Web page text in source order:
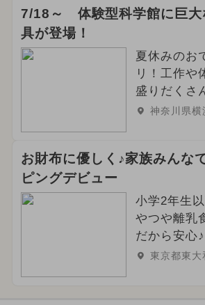
7/18～ 体験型科学館に巨大
具が登場！
夏休みのお
リ！工作や
盛りだくさ
神奈川県横
お財布に優しく♪家族みんな
ピングデビュー
小学2年生
やつや離乳
だから安心♪
東京都東大